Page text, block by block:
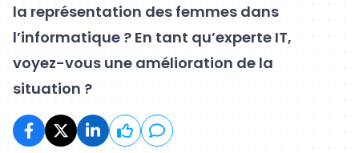
la représentation des femmes dans
l’informatique ? En tant qu’experte IT,
voyez-vous une amélioration de la
situation ?